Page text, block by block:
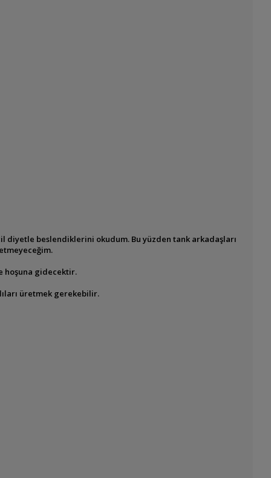
diyetle beslendiklerini okudum. Bu yüzden tank arkadaşları
hoşuna gidecektir.
üretmek gerekebilir.